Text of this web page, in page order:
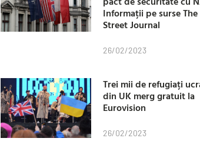
Informații pe surse
Street Journal
26/02/2023
Trei mii de refugiați
din UK merg gratuit la
Eurovision
26/02/2023